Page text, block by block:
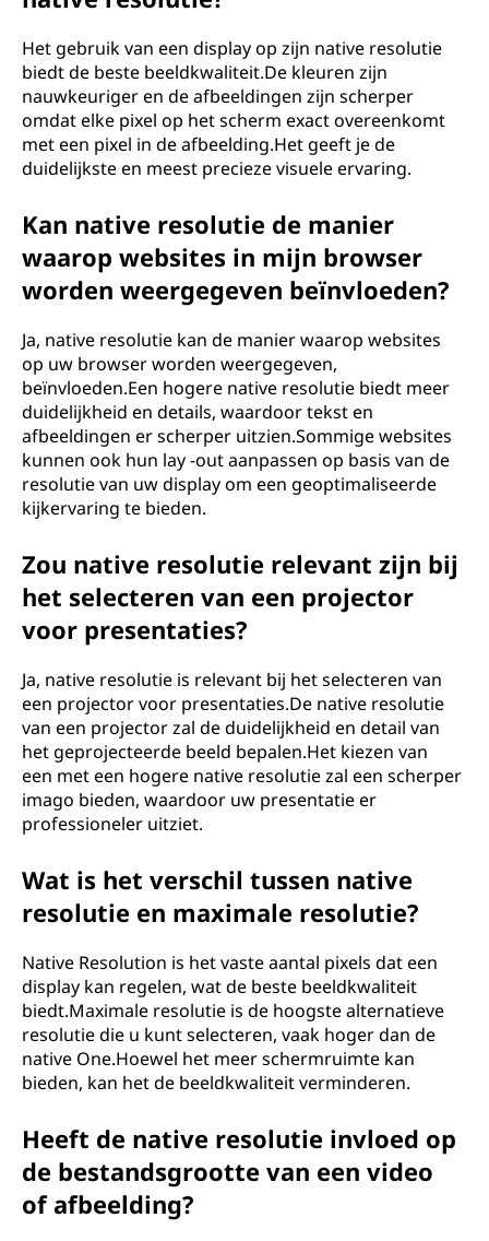
Het gebruik van een display op zijn native resolutie
biedt de beste beeldkwaliteit.De kleuren zijn
nauwkeuriger en de afbeeldingen zijn scherper
omdat elke pixel op het scherm exact overeenkomt
met een pixel in de afbeelding.Het geeft je de
duidelijkste en meest precieze visuele ervaring.
Kan native resolutie de manier
waarop websites in mijn browser
worden weergegeven beïnvloeden?
Ja, native resolutie kan de manier waarop websites
op uw browser worden weergegeven,
beïnvloeden.Een hogere native resolutie biedt meer
duidelijkheid en details, waardoor tekst en
afbeeldingen er scherper uitzien.Sommige websites
kunnen ook hun lay -out aanpassen op basis van de
resolutie van uw display om een ​​geoptimaliseerde
kijkervaring te bieden.
Zou native resolutie relevant zijn bij
het selecteren van een projector
voor presentaties?
Ja, native resolutie is relevant bij het selecteren van
een projector voor presentaties.De native resolutie
van een projector zal de duidelijkheid en detail van
het geprojecteerde beeld bepalen.Het kiezen van
een met een hogere native resolutie zal een scherper
imago bieden, waardoor uw presentatie er
professioneler uitziet.
Wat is het verschil tussen native
resolutie en maximale resolutie?
Native Resolution is het vaste aantal pixels dat een
display kan regelen, wat de beste beeldkwaliteit
biedt.Maximale resolutie is de hoogste alternatieve
resolutie die u kunt selecteren, vaak hoger dan de
native One.Hoewel het meer schermruimte kan
bieden, kan het de beeldkwaliteit verminderen.
Heeft de native resolutie invloed op
de bestandsgrootte van een video
of afbeelding?